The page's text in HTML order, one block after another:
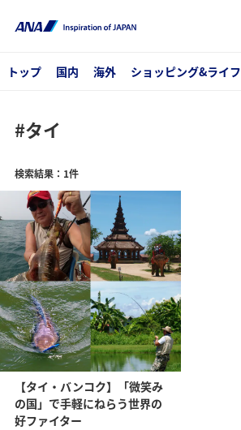
トップ 国内 海外 ショッピング&ライフ
#タイ
検索結果：1件
【タイ・バンコク】「微笑み
の国」で手軽にねらう世界の
好ファイター